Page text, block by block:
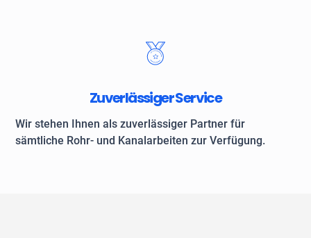
Zuverlässiger Service
Wir stehen Ihnen als zuverlässiger Partner für
sämtliche Rohr- und Kanalarbeiten zur Verfügung.